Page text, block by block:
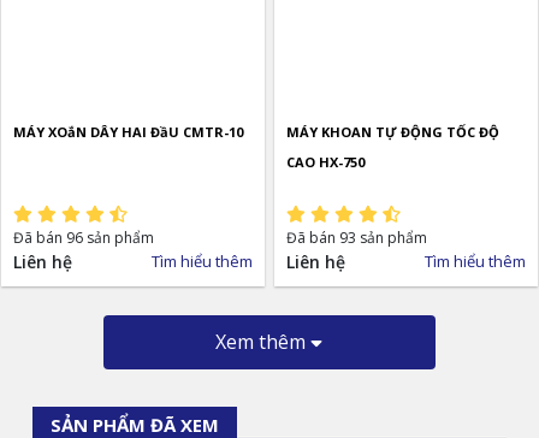
MÁY XOắN DÂY HAI ĐầU CMTR-10
Đã bán 96 sản phẩm
Liên hệ Tìm hiểu thêm
MÁY KHOAN TỰ ĐỘNG TỐC ĐỘ
CAO HX-750
Đã bán 93 sản phẩm
Liên hệ Tìm hiểu thêm
Xem thêm
SẢN PHẨM ĐÃ XEM